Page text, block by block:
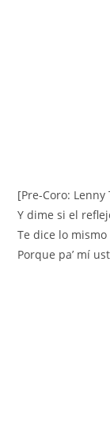
[Pre-Coro: Lenny
Y dime si el
Te dice lo
Porque pa’ mí